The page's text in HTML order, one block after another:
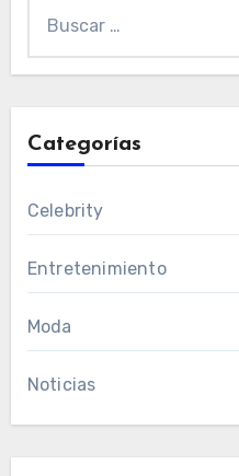
Categorías
Celebrity
Entretenimiento
Moda
Noticias